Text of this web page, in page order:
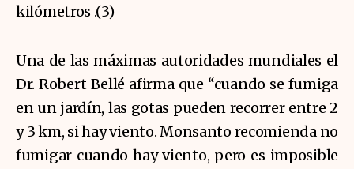
kilómetros .(3)
Una de las máximas autoridades mundiales el
Dr. Robert Bellé afirma que “cuando se fumiga
en un jardín, las gotas pueden recorrer entre 2
y 3 km, si hay viento. Monsanto recomienda no
fumigar cuando hay viento, pero es imposible